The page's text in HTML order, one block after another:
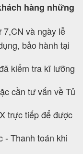
hàng những
7,CN và ngày lễ
bảo hành tại
kiểm tra kĩ lưỡng
cần tư vấn về Tủ
trực tiếp để được
- Thanh toán khi